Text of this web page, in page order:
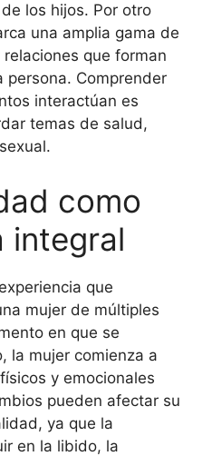
los hijos. Por otro
una amplia gama de
que forman
Comprender
interactúan es
temas de salud,
como
integral
que
mujer de múltiples
en que se
la mujer comienza a
y emocionales
pueden afectar su
ya que la
en la libido, la